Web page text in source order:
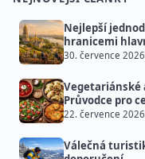
Nejlepší
hranicemi
30. července 2026
Vegetariánské
Průvodce pro
22. července 2026
Válečná